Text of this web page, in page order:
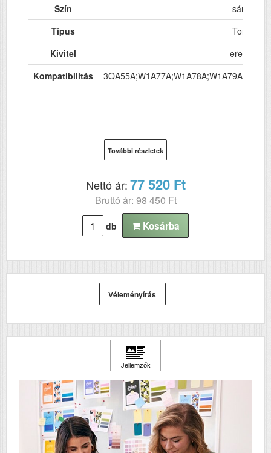
Szín
sárga
Típus
Toner
Kivitel
eredeti
Kompatibilitás
További részletek
Nettó ár:77 520 Ft
Bruttó ár: 98 450 Ft
db Kosárba
Véleményírás